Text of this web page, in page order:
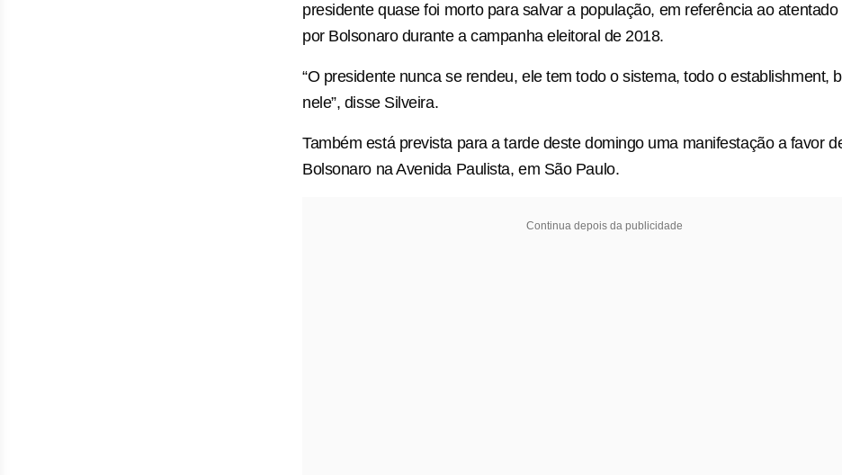
presidente quase foi morto para salvar a população, em referência ao atentado
por Bolsonaro durante a campanha eleitoral de 2018.
“O presidente nunca se rendeu, ele tem todo o sistema, todo o establishment,
nele”, disse Silveira.
Também está prevista para a tarde deste domingo uma manifestação a favor
Bolsonaro na Avenida Paulista, em São Paulo.
Continua depois da publicidade